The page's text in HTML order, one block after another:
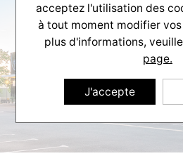
acceptez l'utilisation des
à tout moment modifier
plus d'informations,
page.
J'accepte